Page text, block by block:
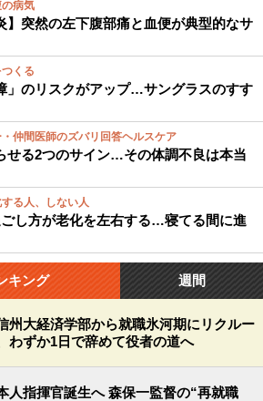
病気
】突然の左下腹部痛と血便が典型的なサ
くる
」のリスクがアップ…サングラスのすす
仲間医師のズバリ回答ヘルスケア
せる2つのサイン…その体調不良は本当
る人、しない人
ごし方が老化を左右する…寝てる間に進
キング 週間
州大経済学部から就職氷河期にリクルー
わずか1日で辞めて役者の道へ
人指揮官誕生へ 森保一監督の“再就職